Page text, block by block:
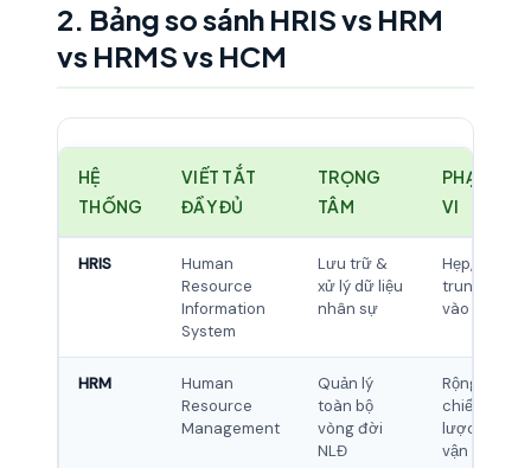
2. Bảng so sánh HRIS vs HRM
vs HRMS vs HCM
HỆ
THỐNG
VIẾT TẮT
ĐẦY ĐỦ
TRỌNG
TÂM
PHẠM
VI
HRIS
Human
Resource
Information
System
Lưu trữ &
xử lý dữ liệu
nhân sự
Hẹp, tập
trung
vào data
HRM
Human
Resource
Management
Quản lý
toàn bộ
vòng đời
NLĐ
Rộng, cả
chiến
lược lẫn
vận hành